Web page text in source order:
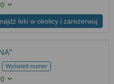
leki w okolicy i zarezerwuj
Wyświetl numer